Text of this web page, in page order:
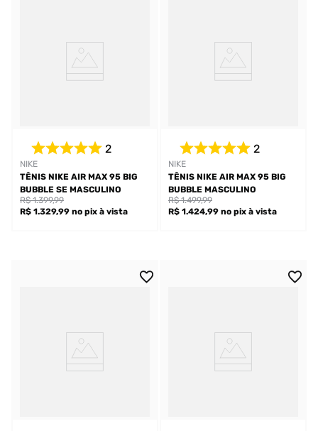
NIKE
2
TÊNIS NIKE AIR MAX 95 BIG
BUBBLE SE MASCULINO
R$ 1.329,99 no pix à vista
R$ 1.399,99
NIKE
2
TÊNIS NIKE AIR MAX 95 BIG
BUBBLE MASCULINO
R$ 1.424,99 no pix à vista
R$ 1.499,99